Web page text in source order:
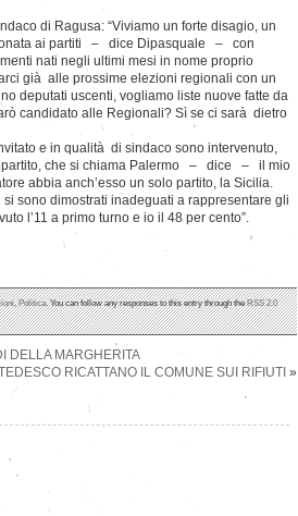
di Ragusa: “Viviamo un forte disagio, un
ai partiti – dice Dipasquale – con
nati negli ultimi mesi in nome proprio
già alle prossime elezioni regionali con un
deputati uscenti, vogliamo liste nuove fatte da
candidato alle Regionali? Sì se ci sarà dietro
e in qualità di sindaco sono intervenuto,
partito, che si chiama Palermo – dice – il mio
abbia anch’esso un solo partito, la Sicilia.
sono dimostrati inadeguati a rappresentare gli
l’11 a primo turno e io il 48 per cento”.
,Politica. You can follow any responses to this entry through theRSS 2.0
DELLA MARGHERITA
RICATTANO IL COMUNE SUI RIFIUTI »